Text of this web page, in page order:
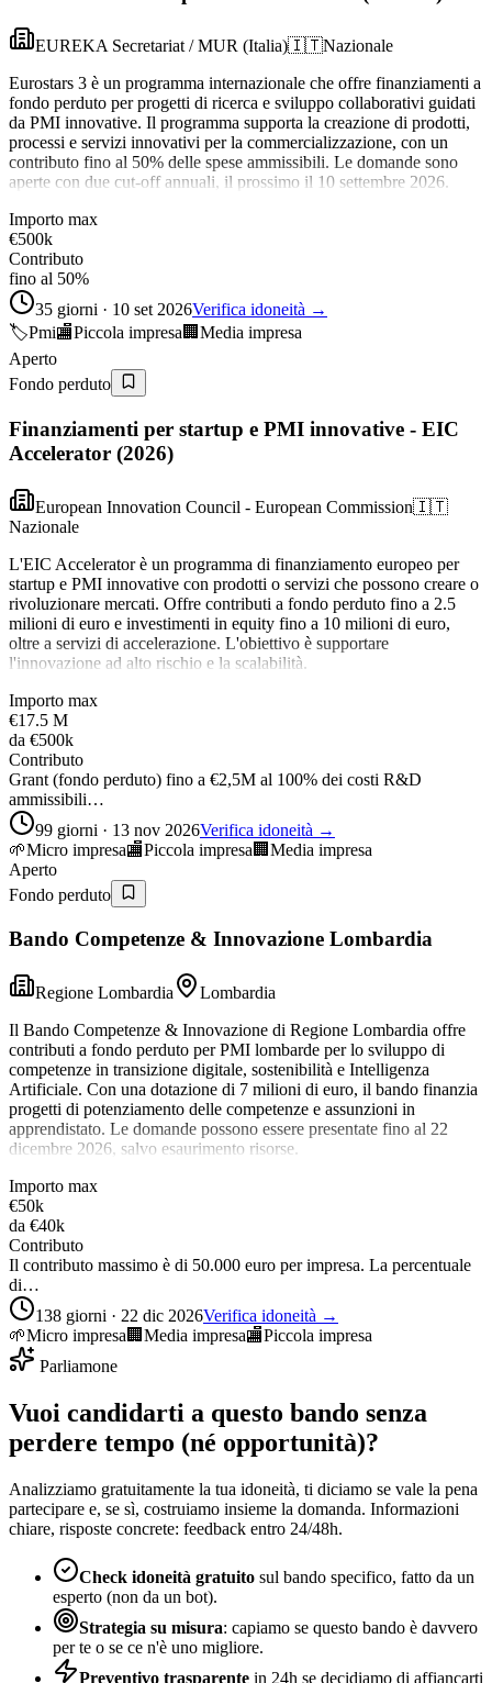
EUREKA Secretariat / MUR (Italia)🇮🇹Nazionale
Eurostars 3 è un programma internazionale che offre finanziamenti a
fondo perduto per progetti di ricerca e sviluppo collaborativi guidati
da PMI innovative. Il programma supporta la creazione di prodotti,
processi e servizi innovativi per la commercializzazione, con un
contributo fino al 50% delle spese ammissibili. Le domande sono
aperte con due cut-off annuali, il prossimo il 10 settembre 2026.
Importo max
€500k
Contributo
fino al 50%
35 giorni · 10 set 2026Verifica idoneità →
🏷️Pmi🏬Piccola impresa 🏢 Media impresa
Aperto
Fondo perduto
Finanziamenti per startup e PMI innovative - EIC
Accelerator (2026)
European Innovation Council - European Commission🇮🇹
Nazionale
L'EIC Accelerator è un programma di finanziamento europeo per
startup e PMI innovative con prodotti o servizi che possono creare o
rivoluzionare mercati. Offre contributi a fondo perduto fino a 2.5
milioni di euro e investimenti in equity fino a 10 milioni di euro,
oltre a servizi di accelerazione. L'obiettivo è supportare
l'innovazione ad alto rischio e la scalabilità.
Importo max
€17.5 M
da €500k
Contributo
Grant (fondo perduto) fino a €2,5M al 100% dei costi R&D
ammissibili…
99 giorni · 13 nov 2026Verifica idoneità →
🌱Micro impresa🏬Piccola impresa 🏢 Media impresa
Aperto
Fondo perduto
Bando Competenze & Innovazione Lombardia
Regione Lombardia
Lombardia
Il Bando Competenze & Innovazione di Regione Lombardia offre
contributi a fondo perduto per PMI lombarde per lo sviluppo di
competenze in transizione digitale, sostenibilità e Intelligenza
Artificiale. Con una dotazione di 7 milioni di euro, il bando finanzia
progetti di potenziamento delle competenze e assunzioni in
apprendistato. Le domande possono essere presentate fino al 22
dicembre 2026, salvo esaurimento risorse.
Importo max
€50k
da €40k
Contributo
Il contributo massimo è di 50.000 euro per impresa. La percentuale
di…
138 giorni · 22 dic 2026Verifica idoneità →
🌱Micro impresa 🏢 Media impresa🏬Piccola impresa
Parliamone
Vuoi candidarti a questo bando senza
perdere tempo (né opportunità)?
Analizziamo gratuitamente la tua idoneità, ti diciamo se vale la pena
partecipare e, se sì, costruiamo insieme la domanda. Informazioni
chiare, risposte concrete: feedback entro 24/48h.
Check idoneità gratuito sul bando specifico, fatto da un
esperto (non da un bot).
Strategia su misura: capiamo se questo bando è davvero
per te o se ce n'è uno migliore.
Preventivo trasparente in 24h se decidiamo di affiancarti